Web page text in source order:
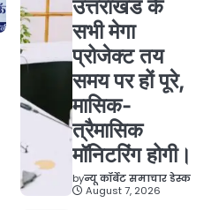
उत्तराखंड के
सभी मेगा
प्रोजेक्ट तय
समय पर हों पूरे,
मासिक-
त्रैमासिक
मॉनिटरिंग होगी।
byन्यू कॉर्बेट समाचार डेस्क
August 7, 2026